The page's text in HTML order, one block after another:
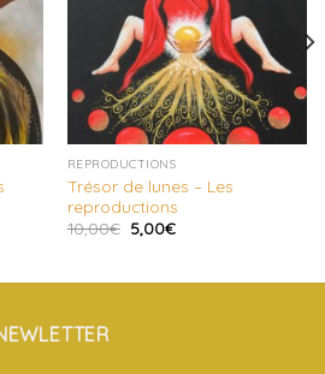
REPRODUCTIONS
Trésor de lunes – Les
reproductions
10,00€ 5,00€